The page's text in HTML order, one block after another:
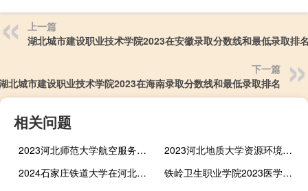
上一篇
湖北城市建设职业技术学院2023在安徽录取分数线和最低录取排
下一篇
北城市建设职业技术学院2023在海南录取分数线和最低录取排名
相关问题
2023河北师范大学航空服务艺术与管理专业各省录取分数线
2023河北地质大学资源环境大数据工程专业各省录取分数线
2024石家庄铁道大学在河北人工智能专业哪个专业分数线最低
铁岭卫生职业学院2023医学检验技术各省录取分数线